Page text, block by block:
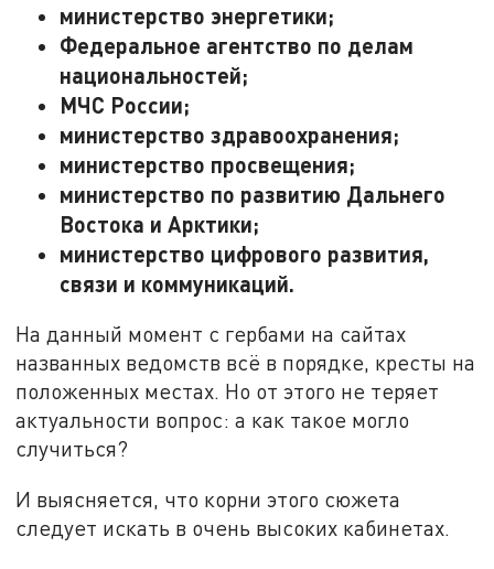
министерство энергетики;
Федеральное агентство по делам
национальностей;
МЧС России;
министерство здравоохранения;
министерство просвещения;
министерство по развитию Дальнего
Востока и Арктики;
министерство цифрового развития,
связи и коммуникаций.
На данный момент с гербами на сайтах
названных ведомств всё в порядке, кресты на
положенных местах. Но от этого не теряет
актуальности вопрос: а как такое могло
случиться?
И выясняется, что корни этого сюжета
следует искать в очень высоких кабинетах.